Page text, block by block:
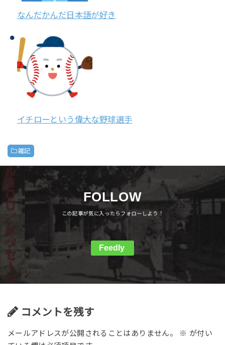
なんだかんだ日本語が好き
イチローという偉大な野球選手
雑記
FOLLOW
Feedly
コメントを残す
メールアドレスが公開されることはありません。 ※ が付い